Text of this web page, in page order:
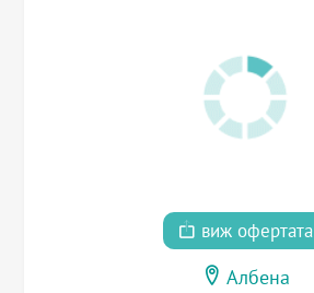
виж офертата
Албена